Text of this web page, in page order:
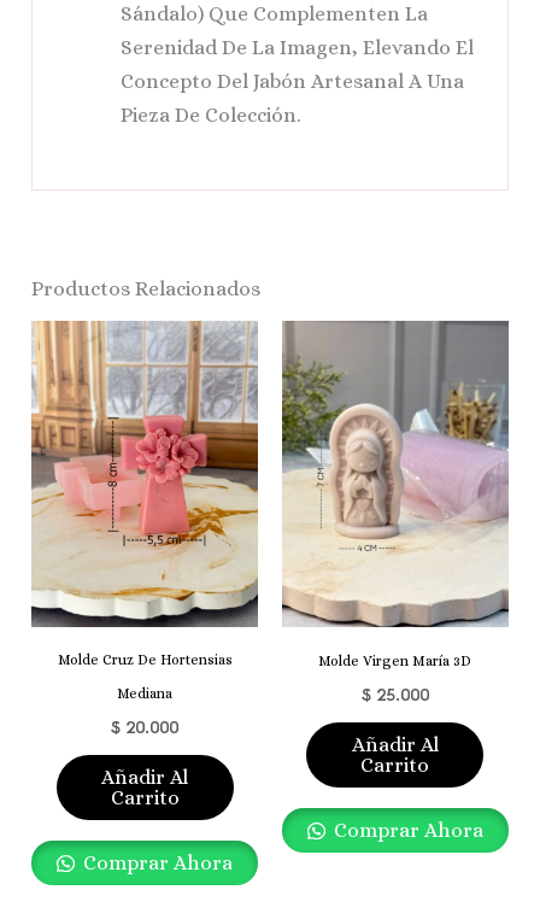
Sándalo) Que Complementen La
Serenidad De La Imagen, Elevando El
Concepto Del Jabón Artesanal A Una
Pieza De Colección.
Productos Relacionados
Molde Cruz De Hortensias
Mediana
$ 20.000
Añadir Al
Carrito
Comprar Ahora
Molde Virgen María 3D
$25.000
Añadir Al
Carrito
Comprar Ahora